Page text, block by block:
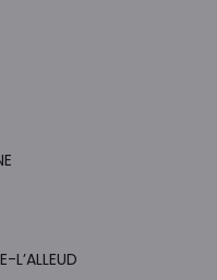
L’ALLEUD